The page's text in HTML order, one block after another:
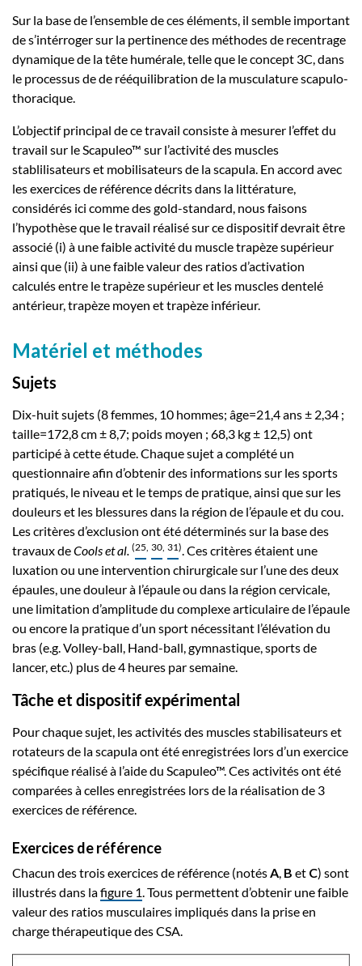
Sur la base de l’ensemble de ces éléments, il semble important
de s’intérroger sur la pertinence des méthodes de recentrage
dynamique de la tête humérale, telle que le concept 3C, dans
le processus de de rééquilibration de la musculature scapulo-
thoracique.
L’objectif principal de ce travail consiste à mesurer l’effet du
travail sur le Scapuleo™ sur l’activité des muscles
stablilisateurs et mobilisateurs de la scapula. En accord avec
les exercices de référence décrits dans la littérature,
considérés ici comme des gold-standard, nous faisons
l’hypothèse que le travail réalisé sur ce dispositif devrait être
associé (i) à une faible activité du muscle trapèze supérieur
ainsi que (ii) à une faible valeur des ratios d’activation
calculés entre le trapèze supérieur et les muscles dentelé
antérieur, trapèze moyen et trapèze inférieur.
Matériel et méthodes
Sujets
Dix-huit sujets (8 femmes, 10 hommes; âge=21,4 ans ± 2,34 ;
taille=172,8 cm ± 8,7; poids moyen ; 68,3 kg ± 12,5) ont
participé à cette étude. Chaque sujet a complété un
questionnaire afin d’obtenir des informations sur les sports
pratiqués, le niveau et le temps de pratique, ainsi que sur les
douleurs et les blessures dans la région de l’épaule et du cou.
Les critères d’exclusion ont été déterminés sur la base des
travaux deCools et al. (25, 30, 31). Ces critères étaient une
luxation ou une intervention chirurgicale sur l’une des deux
épaules, une douleur à l’épaule ou dans la région cervicale,
une limitation d’amplitude du complexe articulaire de l’épaule
ou encore la pratique d’un sport nécessitant l’élévation du
bras (e.g. Volley-ball, Hand-ball, gymnastique, sports de
lancer, etc.) plus de 4 heures par semaine.
Tâche et dispositif expérimental
Pour chaque sujet, les activités des muscles stabilisateurs et
rotateurs de la scapula ont été enregistrées lors d’un exercice
spécifique réalisé à l’aide du Scapuleo™. Ces activités ont été
comparées à celles enregistrées lors de la réalisation de 3
exercices de référence.
Exercices de référence
Chacun des trois exercices de référence (notésA, B et C) sont
illustrés dans lafigure 1. Tous permettent d’obtenir une faible
valeur des ratios musculaires impliqués dans la prise en
charge thérapeutique des CSA.